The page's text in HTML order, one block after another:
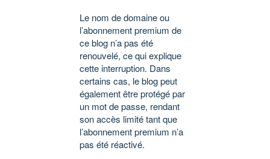
Le nom de domaine ou
l’abonnement premium de
ce blog n’a pas été
renouvelé, ce qui explique
cette interruption. Dans
certains cas, le blog peut
également être protégé par
un mot de passe, rendant
son accès limité tant que
l’abonnement premium n’a
pas été réactivé.